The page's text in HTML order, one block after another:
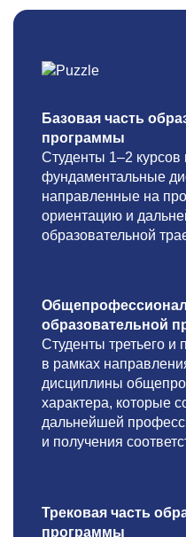
Базовая часть
программы
Студенты 1–2 курсов
фундаментальные
направленные на
ориентацию и
образовательной
образовательной
Студенты третьего и
в рамках
дисциплины
характера, которые
дальнейшей
и получения
Трековая часть
программы